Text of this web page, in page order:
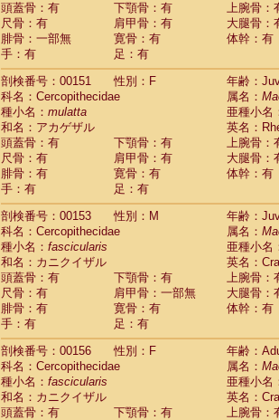
頭蓋骨：有
下顎骨：有
上腕骨：
尺骨：有
肩甲骨：有
大腿骨：
腓骨：一部無
寛骨：有
体幹：有
手：有
足：有
剖検番号：00151
性別：F
年齢：
科名：Cercopithecidae
属名：
種小名： mulatta
亜種小名
和名：アカゲザル
英名：
頭蓋骨：有
下顎骨：有
上腕骨：
尺骨：有
肩甲骨：有
大腿骨：
腓骨：有
寛骨：有
体幹：有
手：有
足：有
剖検番号：00153
性別：M
年齢：
科名：Cercopithecidae
属名：
種小名： fascicularis
亜種小名
和名：カニクイザル
英名：
頭蓋骨：有
下顎骨：有
上腕骨：
尺骨：有
肩甲骨：一部無
大腿骨：
腓骨：有
寛骨：有
体幹：有
手：有
足：有
剖検番号：00156
性別：F
年齢：
科名：Cercopithecidae
属名：
種小名： fascicularis
亜種小名
和名：カニクイザル
英名：
頭蓋骨：有
下顎骨：有
上腕骨：